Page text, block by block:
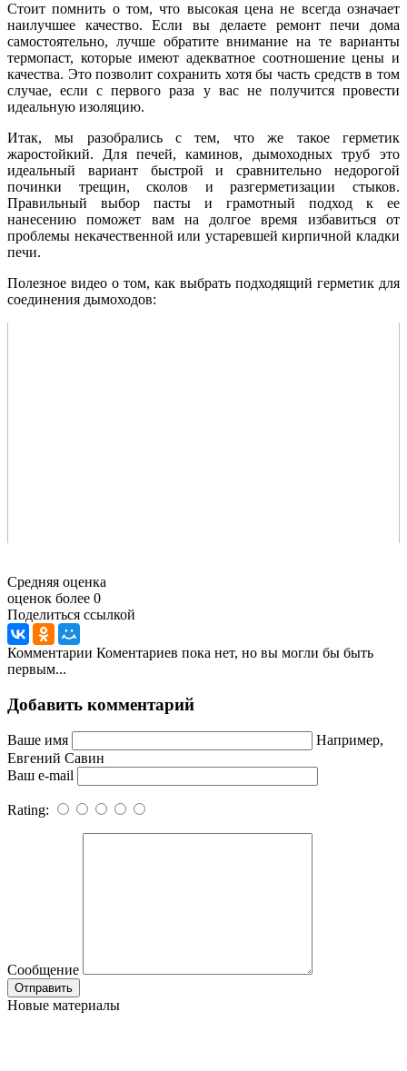
Стоит помнить о том, что высокая цена не всегда означает
наилучшее качество. Если вы делаете ремонт печи дома
самостоятельно, лучше обратите внимание на те варианты
термопаст, которые имеют адекватное соотношение цены и
качества. Это позволит сохранить хотя бы часть средств в том
случае, если с первого раза у вас не получится провести
идеальную изоляцию.
Итак, мы разобрались с тем, что же такое герметик
жаростойкий. Для печей, каминов, дымоходных труб это
идеальный вариант быстрой и сравнительно недорогой
починки трещин, сколов и разгерметизации стыков.
Правильный выбор пасты и грамотный подход к ее
нанесению поможет вам на долгое время избавиться от
проблемы некачественной или устаревшей кирпичной кладки
печи.
Полезное видео о том, как выбрать подходящий герметик для
соединения дымоходов:
Средняя оценка
оценок более 0
Поделиться ссылкой
Комментарии Коментариев пока нет, но вы могли бы быть
первым...
Добавить комментарий
Ваше имя
Например,
Евгений Савин
Ваш e-mail
Rating:
Сообщение
Новые материалы